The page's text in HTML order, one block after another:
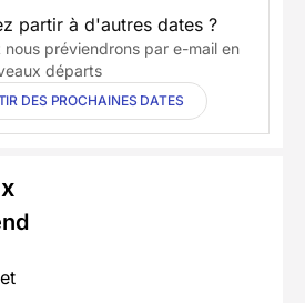
partir à d'autres dates ?
nous préviendrons par e-mail en
départs
DES PROCHAINES DATES